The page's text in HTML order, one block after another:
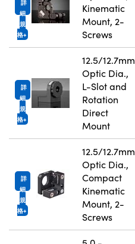
詳
細
規
格
Kinematic
Mount, 2-
Screws
詳
細
規
格
12.5/12.7mm
Optic Dia.,
L-Slot and
Rotation
Direct
Mount
詳
細
規
格
12.5/12.7mm
Optic Dia.,
Compact
Kinematic
Mount, 2-
Screws